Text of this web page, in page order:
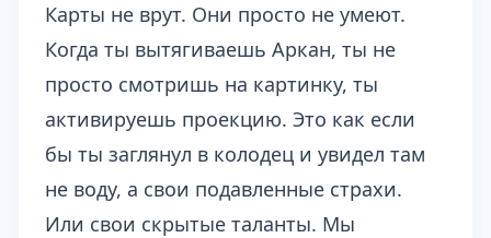
Карты не врут. Они просто не умеют.
Когда ты вытягиваешь Аркан, ты не
просто смотришь на картинку, ты
активируешь проекцию. Это как если
бы ты заглянул в колодец и увидел там
не воду, а свои подавленные страхи.
Или свои скрытые таланты. Мы